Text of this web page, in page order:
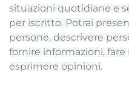
situazioni quotidiane e
per iscritto. Potrai
persone, descrivere
fornire informazioni,
esprimere opinioni.